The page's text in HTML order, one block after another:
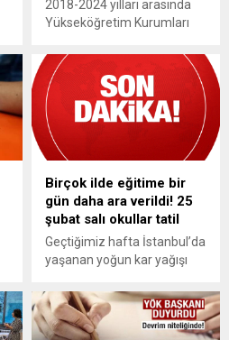
2018-2024 yılları arasında
Yükseköğretim Kurumları
sorular ile çözüm
videolarının yer aldığı
kitaplar "MEBİ"de
yayımlandı. Hazırlanan
kaynaklar, konu bazında
hazırlanarak 5 kitap halinde
Birçok ilde eğitime bir
gün daha ara verildi! 25
şubat salı okullar tatil
Geçtiğimiz hafta İstanbul’da
yaşanan yoğun kar yağışı
verilmesinin ardından, 25
Şubat Salı günü için yeni
açıklamalar yakından takip